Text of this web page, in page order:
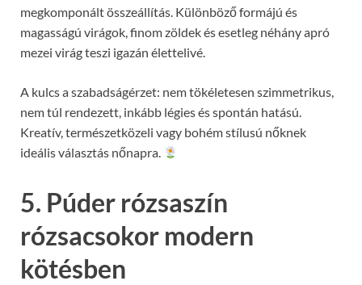
megkomponált összeállítás. Különböző formájú és
magasságú virágok, finom zöldek és esetleg néhány apró
mezei virág teszi igazán élettelivé.
A kulcs a szabadságérzet: nem tökéletesen szimmetrikus,
nem túl rendezett, inkább légies és spontán hatású.
Kreatív, természetközeli vagy bohém stílusú nőknek
ideális választás nőnapra.
5. Púder rózsaszín
rózsacsokor modern
kötésben